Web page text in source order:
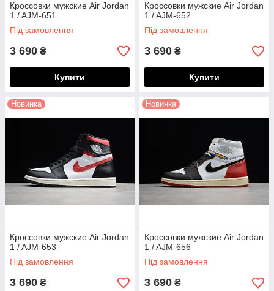
Кроссовки мужские Air Jordan
1 / AJM-651
Під замовлення
3 690 ₴
Купити
Кроссовки мужские Air Jordan
1 / AJM-652
Під замовлення
3 690 ₴
Купити
Новинка
Кроссовки мужские Air Jordan
1 / AJM-653
Під замовлення
3 690 ₴
Новинка
Кроссовки мужские Air Jordan
1 / AJM-656
Під замовлення
3 690 ₴